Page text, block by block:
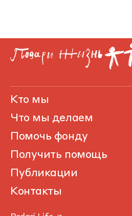
Кто мы
Что мы делаем
Помочь фонду
Получить помощь
Публикации
Контакты